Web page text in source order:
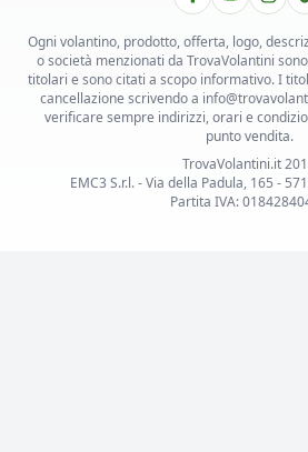
Ogni volantino, prodotto, offerta, logo,
o società menzionati da TrovaVolantini
titolari e sono citati a scopo informativo. I
cancellazione scrivendo a
verificare sempre indirizzi, orari e
punto vendita.
TrovaVolantini.it
EMC3 S.r.l. - Via della Padula, 165 -
Partita IVA: